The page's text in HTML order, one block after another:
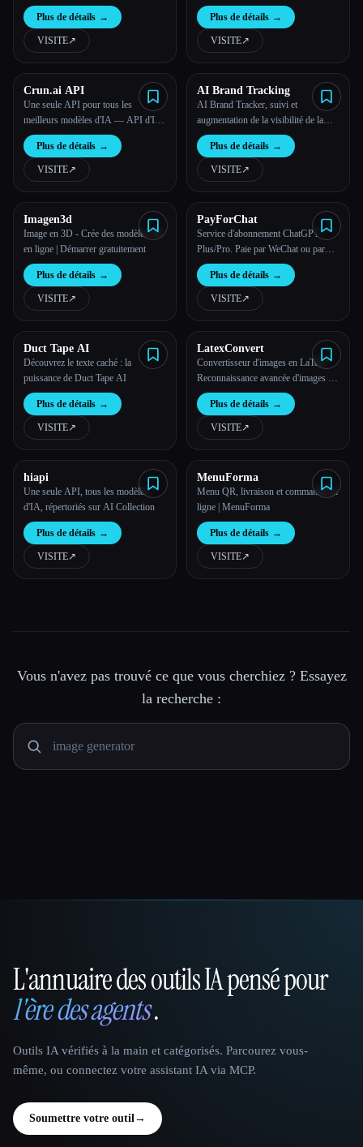
Plus de détails →
VISITE↗︎
vidéo, audio dans une seule API
Plus de détails →
VISITE↗︎
Crun.ai API
Une seule API pour tous les
meilleurs modèles d'IA — API d'IA
rentable
Plus de détails →
VISITE↗︎
AI Brand Tracking
AI Brand Tracker, suivi et
augmentation de la visibilité de la
marque grâce à l'IA
Plus de détails →
VISITE↗︎
Imagen3d
Image en 3D - Crée des modèles 3D
en ligne | Démarrer gratuitement
Plus de détails →
VISITE↗︎
PayForChat
Service d'abonnement ChatGPT
Plus/Pro. Paie par WeChat ou par
carte de crédit, activée en 1 minute,
remboursement intégral en cas
d'échec.
Plus de détails →
VISITE↗︎
Duct Tape AI
Découvrez le texte caché : la
puissance de Duct Tape AI
Plus de détails →
VISITE↗︎
LatexConvert
Convertisseur d'images en LaTeX -
Reconnaissance avancée d'images en
LaTeX
Plus de détails →
VISITE↗︎
hiapi
Une seule API, tous les modèles
d'IA, répertoriés sur AI Collection
Plus de détails →
VISITE↗︎
MenuForma
Menu QR, livraison et commande en
ligne | MenuForma
Plus de détails →
VISITE↗︎
Vous n'avez pas trouvé ce que vous cherchiez ? Essayez
la recherche :
That AI Collection
L'annuaire des outils IA pensé pour
l'ère des agents.
Outils IA vérifiés à la main et catégorisés. Parcourez vous-
même, ou connectez votre assistant IA via MCP.
Soumettre votre outil→